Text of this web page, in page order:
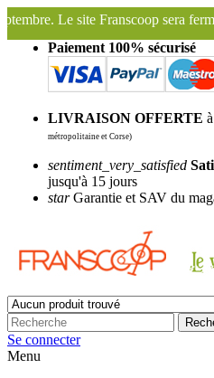
fermé du 1er Août au 27 Août
Paiement 100% sécurisé
LIVRAISON OFFERTE
métropolitaine et Corse)
sentiment_very_satisfied
jusqu'à 15 jours
starGarantie et SAV du
Se connecter
Menu